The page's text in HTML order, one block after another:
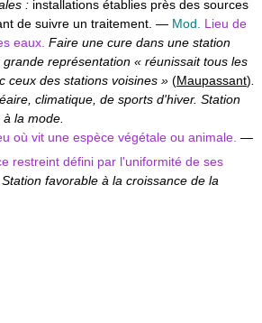
: installations établies près des sources
de suivre un traitement. — Mod.
Lieu de
eaux. Faire une cure dans une station
grande représentation « réunissait tous les
ceux des stations voisines » (Maupassant)
climatique, de sports d'hiver. Station
la mode.
où vit une espèce végétale ou animale. —
restreint défini par l'uniformité de ses
Station favorable à la croissance de la